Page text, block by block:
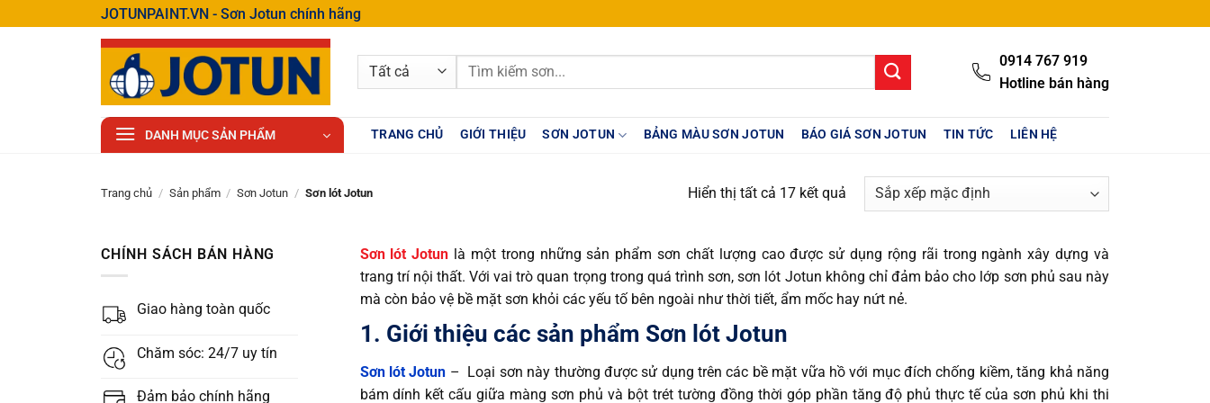
qua
JOTUNPAINT.VN - Sơn Jotun chính hãng
Tìm
kiếm:
0914 767 919
Hotline bán hàng
DANH MỤC SẢN PHẨM TRANG CHỦ GIỚI THIỆU SƠN JOTUN BẢNG MÀU SƠN JOTUN BÁO GIÁ SƠN JOTUN TIN TỨC LIÊN HỆ
Trang chủ / Sản phẩm / Sơn Jotun / Sơn lót Jotun Hiển thị tất cả 17 kết quả
CHÍNH SÁCH BÁN HÀNG
Giao hàng toàn quốc
Chăm sóc: 24/7 uy tín
Đảm bảo chính hãng
Sơn lót Jotun là một trong những sản phẩm sơn chất lượng cao được sử dụng rộng rãi trong ngành xây dựng và
trang trí nội thất. Với vai trò quan trọng trong quá trình sơn, sơn lót Jotun không chỉ đảm bảo cho lớp sơn phủ sau này
mà còn bảo vệ bề mặt sơn khỏi các yếu tố bên ngoài như thời tiết, ẩm mốc hay nứt nẻ.
1. Giới thiệu các sản phẩm Sơn lót Jotun
Sơn lót Jotun – Loại sơn này thường được sử dụng trên các bề mặt vữa hồ với mục đích chống kiềm, tăng khả năng
bám dính kết cấu giữa màng sơn phủ và bột trét tường đồng thời góp phần tăng độ phủ thực tế của sơn phủ khi thi